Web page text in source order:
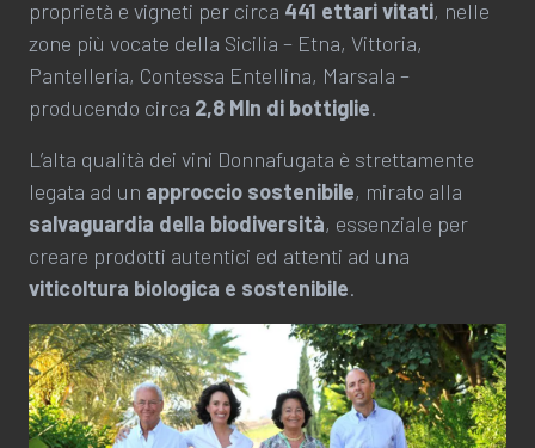
proprietà e vigneti per circa 441 ettari vitati, nelle
zone più vocate della Sicilia – Etna, Vittoria,
Pantelleria, Contessa Entellina, Marsala –
producendo circa 2,8 Mln di bottiglie.
L’alta qualità dei vini Donnafugata è strettamente
legata ad un approccio sostenibile, mirato alla
salvaguardia della biodiversità, essenziale per
creare prodotti autentici ed attenti ad una
viticoltura biologica e sostenibile.